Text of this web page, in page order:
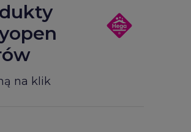
na klik